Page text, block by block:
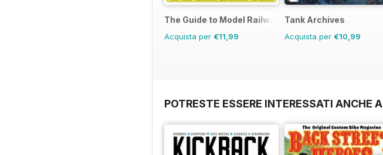
The Guide to Model Railways
Acquista per €11,99
Tank Archives
Acquista per €10,99
POTRESTE ESSERE INTERESSATI ANCHE A